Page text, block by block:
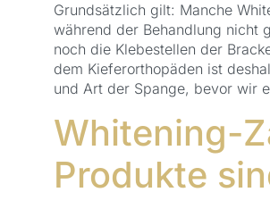
Grundsätzlich gilt: Manche
während der Behandlung nicht
noch die Klebestellen der
dem Kieferorthopäden ist
und Art der Spange, bevor wir
Whitening-
Produkte